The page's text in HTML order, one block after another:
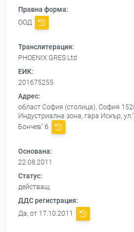
Правна форма:
ООД
Транслитерация:
PHOENIX GRES Ltd
ЕИК:
201675255
Адрес:
област София (столица), София
Индустриална зона, гара Искър,
Бончев" 6
Основана:
22.08.2011
Статус:
действащ
ДДС регистрация:
Да, от 17.10.2011